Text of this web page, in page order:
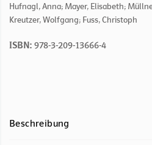
Hufnagl, Anna; Mayer, Elisabeth;
Kreutzer, Wolfgang; Fuss, Christoph
ISBN: 978-3-209-13666-4
Beschreibung